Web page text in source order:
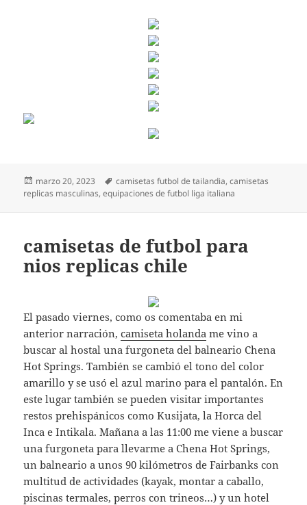
Publicado
el
marzo 20, 2023 Etiquetas
camisetas futbol de tailandia,camisetas
replicas masculinas,equipaciones de futbol liga italiana
camisetas de futbol para
nios replicas chile
El pasado viernes, como os comentaba en mi
anterior narración,camiseta holanda me vino a
buscar al hostal una furgoneta del balneario Chena
Hot Springs. También se cambió el tono del color
amarillo y se usó el azul marino para el pantalón. En
este lugar también se pueden visitar importantes
restos prehispánicos como Kusijata, la Horca del
Inca e Intikala. Mañana a las 11:00 me viene a buscar
una furgoneta para llevarme a Chena Hot Springs,
un balneario a unos 90 kilómetros de Fairbanks con
multitud de actividades (kayak, montar a caballo,
piscinas termales, perros con trineos…) y un hotel